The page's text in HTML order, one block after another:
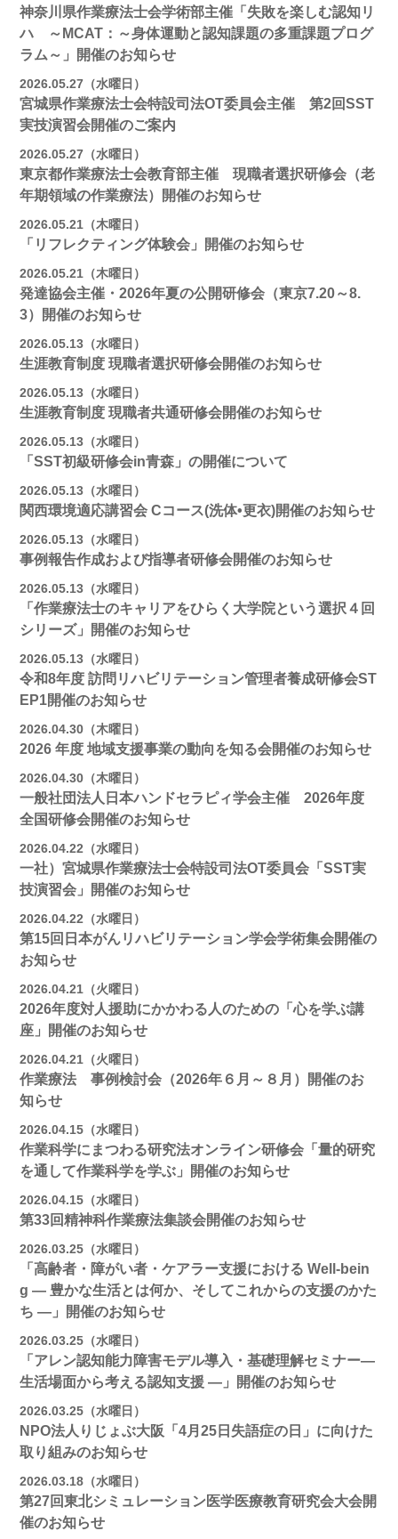
神奈川県作業療法士会学術部主催「失敗を楽しむ認知リ
ハ ～MCAT：～身体運動と認知課題の多重課題プログ
ラム～」開催のお知らせ
2026.05.27（水曜日）
宮城県作業療法士会特設司法OT委員会主催 第2回SST
実技演習会開催のご案内
2026.05.27（水曜日）
東京都作業療法士会教育部主催 現職者選択研修会（老
年期領域の作業療法）開催のお知らせ
2026.05.21（木曜日）
「リフレクティング体験会」開催のお知らせ
2026.05.21（木曜日）
発達協会主催・2026年夏の公開研修会（東京7.20～8.
3）開催のお知らせ
2026.05.13（水曜日）
生涯教育制度 現職者選択研修会開催のお知らせ
2026.05.13（水曜日）
生涯教育制度 現職者共通研修会開催のお知らせ
2026.05.13（水曜日）
「SST初級研修会in青森」の開催について
2026.05.13（水曜日）
関西環境適応講習会 Cコース(洗体•更衣)開催のお知らせ
2026.05.13（水曜日）
事例報告作成および指導者研修会開催のお知らせ
2026.05.13（水曜日）
「作業療法士のキャリアをひらく大学院という選択４回
シリーズ」開催のお知らせ
2026.05.13（水曜日）
令和8年度 訪問リハビリテーション管理者養成研修会ST
EP1開催のお知らせ
2026.04.30（木曜日）
2026 年度 地域支援事業の動向を知る会開催のお知らせ
2026.04.30（木曜日）
一般社団法人日本ハンドセラピィ学会主催 2026年度
全国研修会開催のお知らせ
2026.04.22（水曜日）
一社）宮城県作業療法士会特設司法OT委員会「SST実
技演習会」開催のお知らせ
2026.04.22（水曜日）
第15回日本がんリハビリテーション学会学術集会開催の
お知らせ
2026.04.21（火曜日）
2026年度対人援助にかかわる人のための「心を学ぶ講
座」開催のお知らせ
2026.04.21（火曜日）
作業療法 事例検討会（2026年６月～８月）開催のお
知らせ
2026.04.15（水曜日）
作業科学にまつわる研究法オンライン研修会「量的研究
を通して作業科学を学ぶ」開催のお知らせ
2026.04.15（水曜日）
第33回精神科作業療法集談会開催のお知らせ
2026.03.25（水曜日）
「高齢者・障がい者・ケアラー支援における Well-bein
g ― 豊かな生活とは何か、そしてこれからの支援のかた
ち ―」開催のお知らせ
2026.03.25（水曜日）
「アレン認知能力障害モデル導入・基礎理解セミナー―
生活場面から考える認知支援 ―」開催のお知らせ
2026.03.25（水曜日）
NPO法人りじょぶ大阪「4月25日失語症の日」に向けた
取り組みのお知らせ
2026.03.18（水曜日）
第27回東北シミュレーション医学医療教育研究会大会開
催のお知らせ